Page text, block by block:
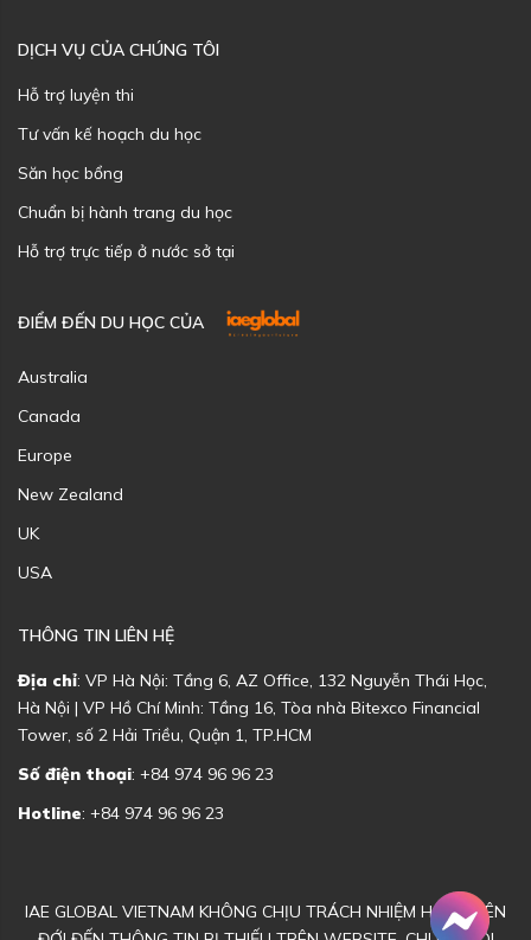
DỊCH VỤ CỦA CHÚNG TÔI
Hỗ trợ luyện thi
Tư vấn kế hoạch du học
Săn học bổng
Chuẩn bị hành trang du học
Hỗ trợ trực tiếp ở nước sở tại
ĐIỂM ĐẾN DU HỌC CỦA
Australia
Canada
Europe
New Zealand
UK
USA
THÔNG TIN LIÊN HỆ
Địa chỉ: VP Hà Nội: Tầng 6, AZ Office, 132 Nguyễn Thái Học,
Hà Nội | VP Hồ Chí Minh: Tầng 16, Tòa nhà Bitexco Financial
Tower, số 2 Hải Triều, Quận 1, TP.HCM
Số điện thoại: +84 974 96 96 23
Hotline: +84 974 96 96 23
IAE GLOBAL VIETNAM KHÔNG CHỊU TRÁCH NHIỆM HOẶC LIÊN